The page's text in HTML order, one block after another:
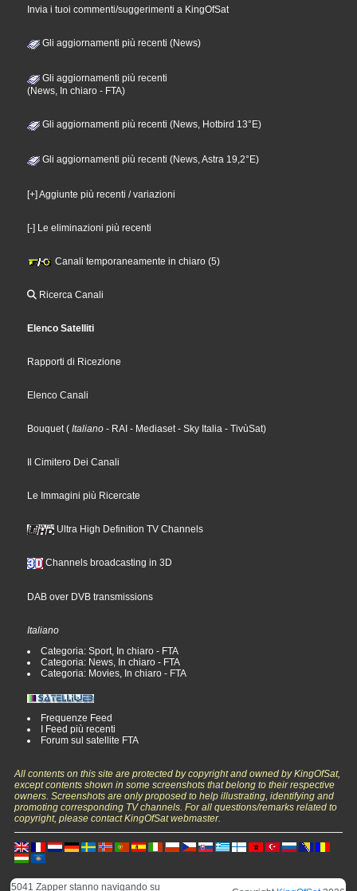
Invia i tuoi commenti/suggerimenti a KingOfSat
Gli aggiornamenti più recenti (News)
Gli aggiornamenti più recenti
(News, In chiaro - FTA)
Gli aggiornamenti più recenti (News, Hotbird 13°E)
Gli aggiornamenti più recenti (News, Astra 19,2°E)
[+] Aggiunte più recenti / variazioni
[-] Le eliminazioni più recenti
Canali temporaneamente in chiaro (5)
Ricerca Canali
Elenco Satelliti
Rapporti di Ricezione
Elenco Canali
Bouquet( Italiano - RAI - Mediaset- Sky Italia - TivùSat)
Il Cimitero Dei Canali
Le Immagini più Ricercate
Ultra High Definition TV Channels
Channels broadcasting in 3D
DAB over DVB transmissions
Italiano
Categoria: Sport, In chiaro - FTA
Categoria: News, In chiaro - FTA
Categoria: Movies, In chiaro - FTA
Frequenze Feed
I Feed più recenti
Forum sul satellite FTA
All contents on this site are protected by copyright and owned by KingOfSat,
except contents shown in some screenshots that belong to their respective
owners. Screenshots are only proposed to help illustrating, identifying and
promoting corresponding TV channels. For all questions/remarks related to
copyright, please contact KingOfSat webmaster.
5041 Zapper stanno navigando su